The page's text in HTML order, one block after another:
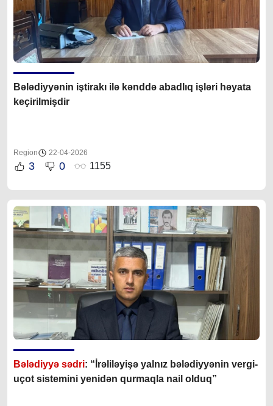
Bələdiyyənin iştirakı ilə kənddə abadlıq işləri həyata
keçirilmişdir
Region 22-04-2026
3 0 1155
Bələdiyyə sədri: “İrəliləyişə yalnız bələdiyyənin vergi-
uçot sistemini yenidən qurmaqla nail olduq”